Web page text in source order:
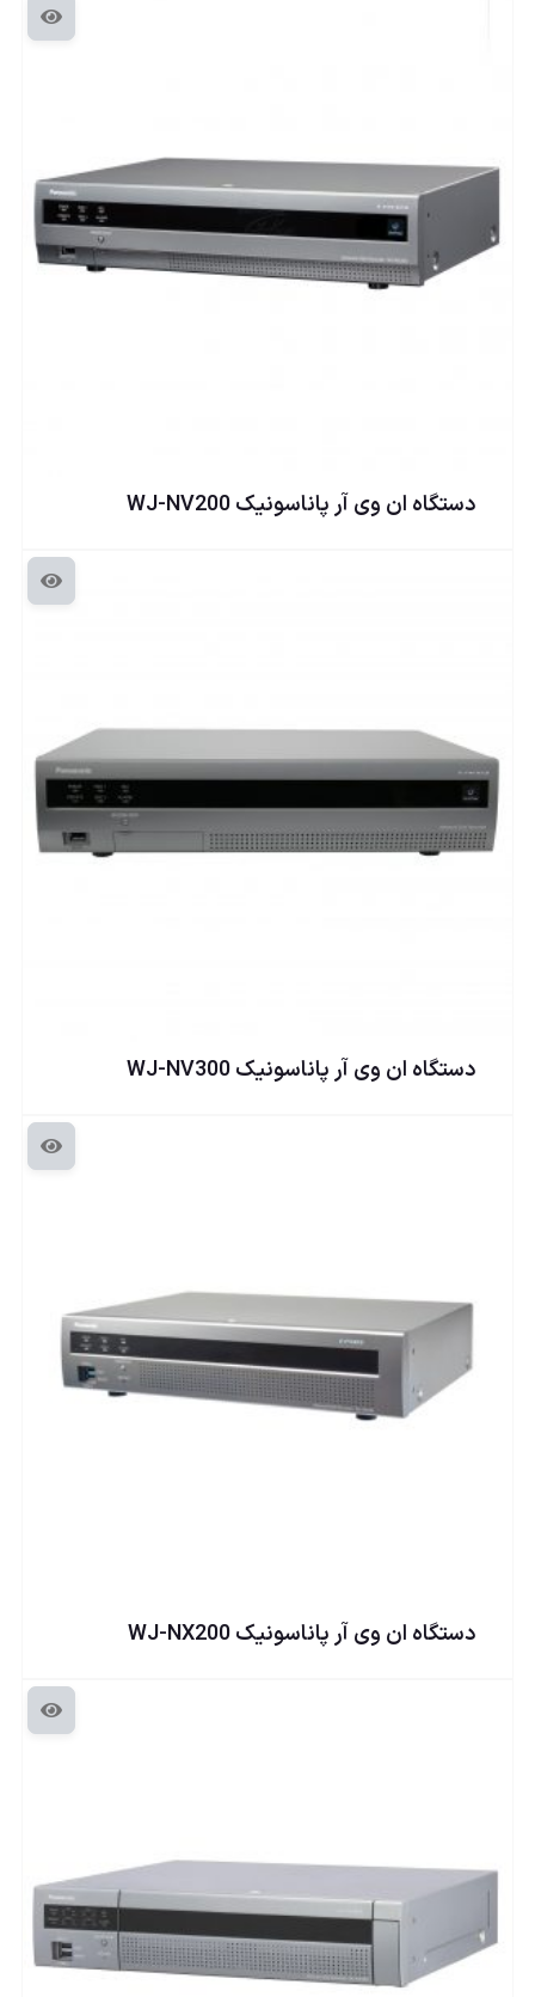
دستگاه ان وی آر پاناسونيک WJ-NV200
دستگاه ان وی آر پاناسونيک WJ-NV300
دستگاه ان وی آر پاناسونيک WJ-NX200